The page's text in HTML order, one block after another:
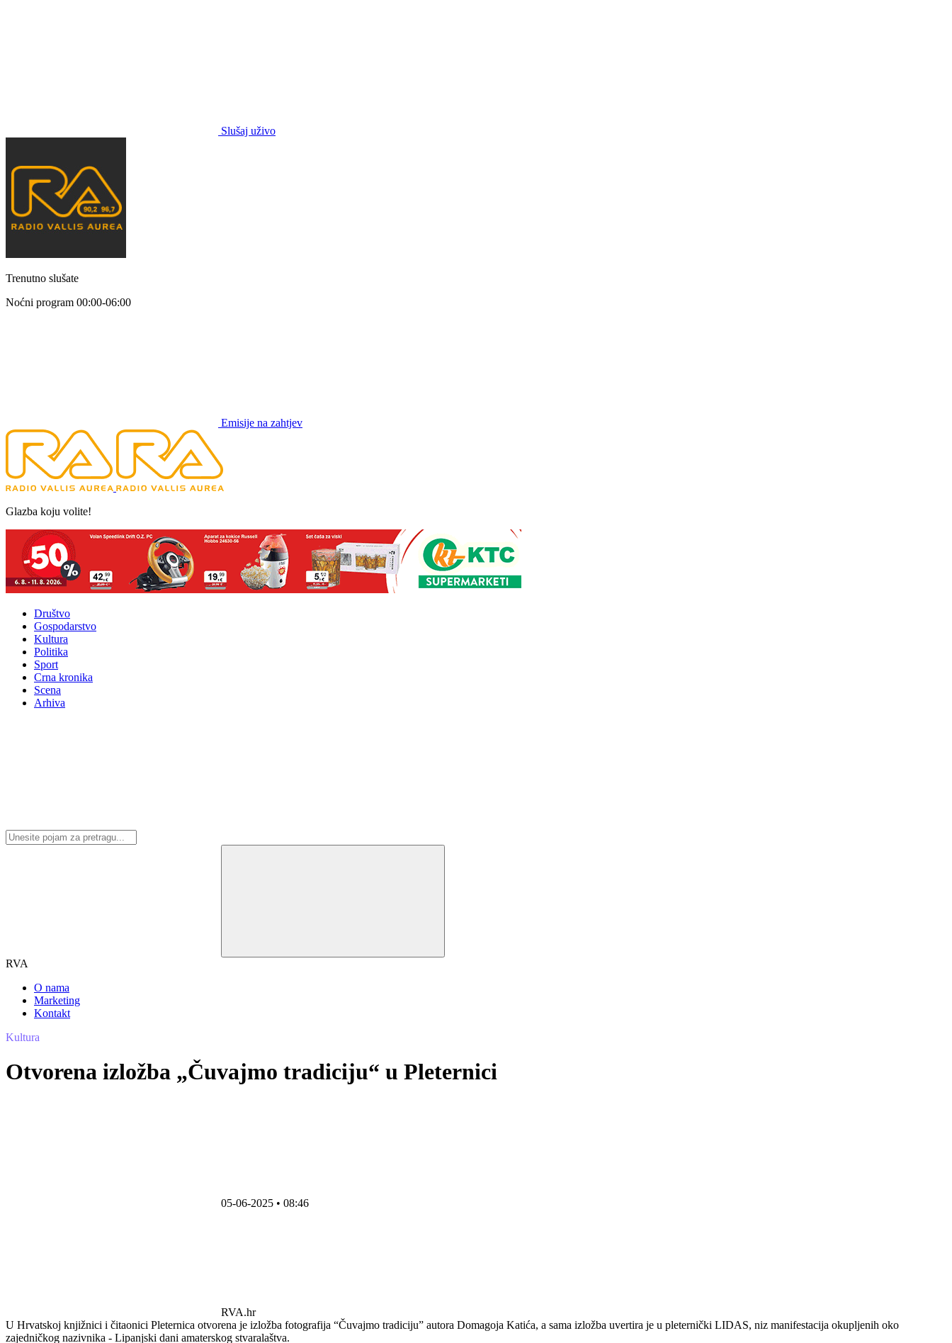
Slušaj uživo
Trenutno slušate
Noćni program 00:00-06:00
Emisije na zahtjev
Glazba koju volite!
Društvo
Gospodarstvo
Kultura
Politika
Sport
Crna kronika
Scena
Arhiva
RVA
O nama
Marketing
Kontakt
Kultura
Otvorena izložba „Čuvajmo tradiciju“ u Pleternici
05-06-2025 • 08:46
RVA.hr
U Hrvatskoj knjižnici i čitaonici Pleternica otvorena je izložba fotografija “Čuvajmo tradiciju” autora Domagoja Katića, a sama izložba uvertira je u pleternički LIDAS, niz manifestacija okupljenih oko
zajedničkog nazivnika - Lipanjski dani amaterskog stvaralaštva.